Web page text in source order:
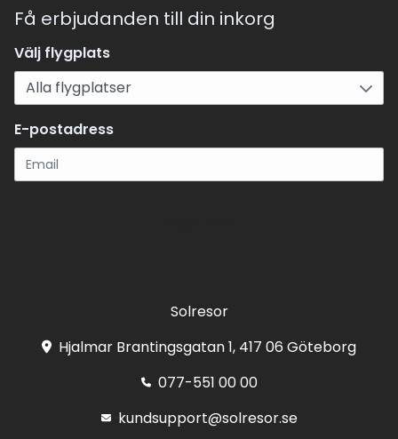
Få erbjudanden till din inkorg
Välj flygplats
E-postadress
Solresor
Hjalmar Brantingsgatan 1, 417 06 Göteborg
077-551 00 00
kundsupport@solresor.se